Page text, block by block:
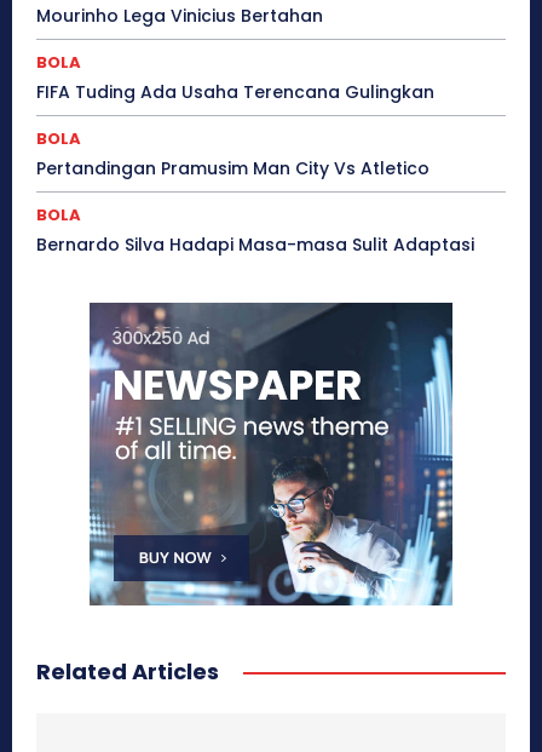
Mourinho Lega Vinicius Bertahan
BOLA
FIFA Tuding Ada Usaha Terencana Gulingkan
BOLA
Pertandingan Pramusim Man City Vs Atletico
BOLA
Bernardo Silva Hadapi Masa-masa Sulit Adaptasi
Related Articles